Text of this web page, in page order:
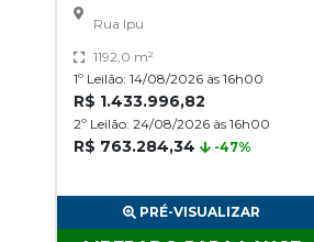
Rua Ipu
1192,0 m²
1º Leilão: 14/08/2026 às 16h00
R$ 1.433.996,82
2º Leilão: 24/08/2026 às 16h00
R$ 763.284,34 -47%
PRÉ-VISUALIZAR